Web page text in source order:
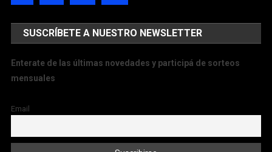
SUSCRÍBETE A NUESTRO NEWSLETTER
Enterate de las últimas novedades y participá de sorteos
mensuales
Email